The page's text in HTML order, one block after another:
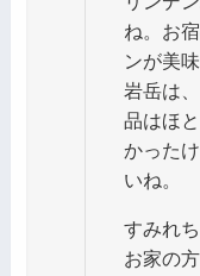
ね。お
ンが美
岩岳は
品はほ
かった
いね。
すみれ
お家の